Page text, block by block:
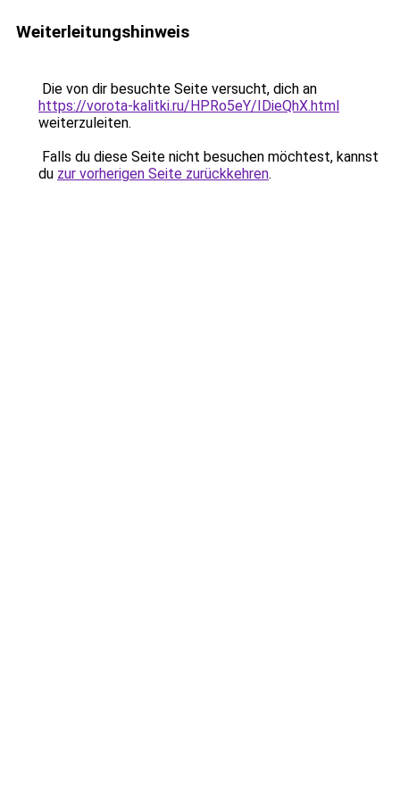
Weiterleitungshinweis
Die von dir besuchte Seite versucht, dich an
https://vorota-kalitki.ru/HPRo5eY/IDieQhX.html
weiterzuleiten.
Falls du diese Seite nicht besuchen möchtest, kannst
du zur vorherigen Seite zurückkehren.